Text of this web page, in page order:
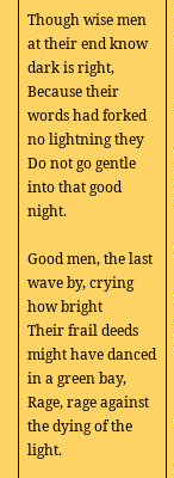
Though wise men
at their end know
dark is right,
Because their
words had forked
no lightning they
Do not go gentle
into that good
night.
Good men, the last
wave by, crying
how bright
Their frail deeds
might have danced
in a green bay,
Rage, rage against
the dying of the
light.